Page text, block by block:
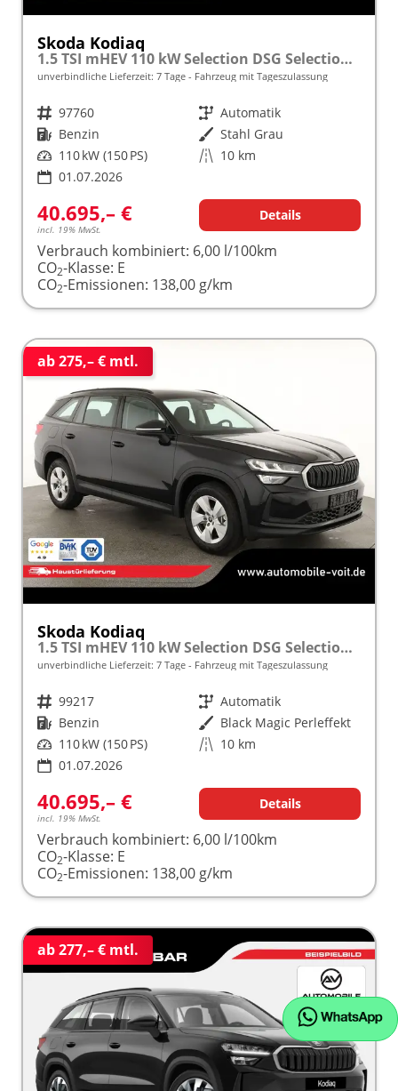
Skoda Kodiaq
1.5 TSI mHEV 110 kW Selection DSG Selection, AHK, Navi, Side, Kamera, Winter, 4 J.- Garantie
unverbindliche Lieferzeit: 7 Tage Fahrzeug mit Tageszulassung
Fahrzeugnr. 97760 Getriebe Automatik
Kraftstoff Benzin Außenfarbe Stahl Grau
Leistung 110 kW (150 PS) Kilometerstand 10 km
01.07.2026
40.695,– €
incl. 19% MwSt.
Details
Verbrauch kombiniert: 6,00 l/100km
CO2-Klasse: E
CO2-Emissionen: 138,00 g/km
ab 275,– € mtl.
Skoda Kodiaq
1.5 TSI mHEV 110 kW Selection DSG Selection, AHK, Navi, Side, Kamera, Winter, 4 J.- Garantie
unverbindliche Lieferzeit: 7 Tage Fahrzeug mit Tageszulassung
Fahrzeugnr. 99217 Getriebe Automatik
Kraftstoff Benzin Außenfarbe Black Magic Perleffekt
Leistung 110 kW (150 PS) Kilometerstand 10 km
01.07.2026
40.695,– €
incl. 19% MwSt.
Details
Verbrauch kombiniert: 6,00 l/100km
CO2-Klasse: E
CO2-Emissionen: 138,00 g/km
ab 277,– € mtl.